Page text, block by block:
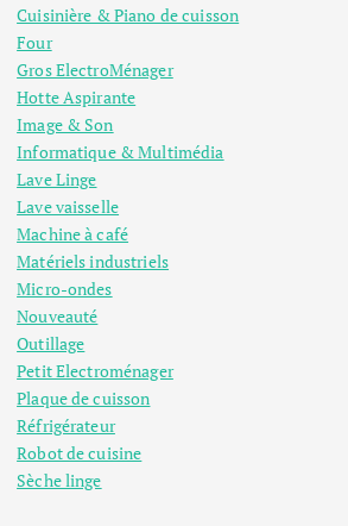
Cuisinière & Piano de cuisson
Four
Gros ElectroMénager
Hotte Aspirante
Image & Son
Informatique & Multimédia
Lave Linge
Lave vaisselle
Machine à café
Matériels industriels
Micro-ondes
Nouveauté
Outillage
Petit Electroménager
Plaque de cuisson
Réfrigérateur
Robot de cuisine
Sèche linge